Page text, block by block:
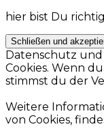
hier bist Du
Datenschutz und
Cookies. Wenn
stimmst du der
Weitere
von Cookies,